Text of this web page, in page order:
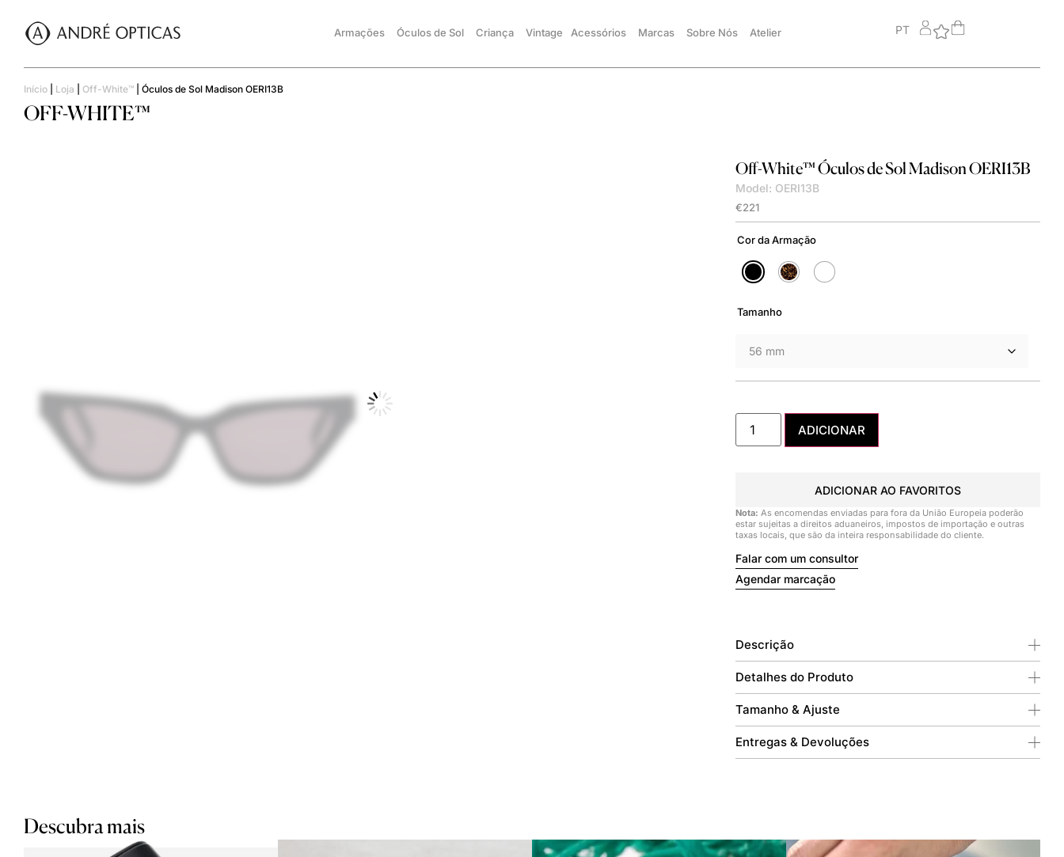
Armações Óculos de Sol Criança Vintage Acessórios Marcas Sobre Nós Atelier PT
Início Loja Off-White™ Óculos de Sol Madison OERI13B
OFF-WHITE™
Off-White™Óculos de Sol Madison OERI13B
Model: OERI13B
€221
Cor da Armação
Tamanho
ADICIONAR
ADICIONAR AO FAVORITOS
Nota: As encomendas enviadas para fora da União Europeia poderão
estar sujeitas a direitos aduaneiros, impostos de importação e outras
taxas locais, que são da inteira responsabilidade do cliente.
Falar com um consultor
Agendar marcação
Descrição
Detalhes do Produto
Tamanho & Ajuste
Entregas & Devoluções
Descubra mais